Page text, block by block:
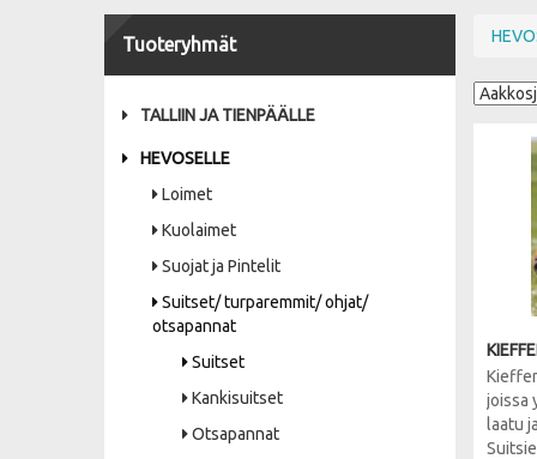
Tuoteryhmät
TALLIIN JA TIENPÄÄLLE
HEVOSELLE
Loimet
Kuolaimet
Suojat ja Pintelit
Suitset/ turparemmit/ ohjat/
otsapannat
Suitset
Kankisuitset
Otsapannat
joissa
laatu